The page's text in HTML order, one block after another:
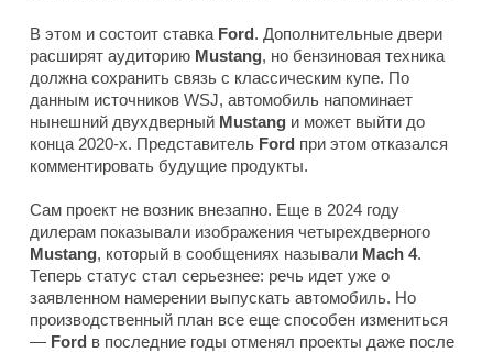
В этом и состоит ставка Ford. Дополнительные двери
расширят аудиторию Mustang, но бензиновая техника
должна сохранить связь с классическим купе. По
данным источников WSJ, автомобиль напоминает
нынешний двухдверный Mustang и может выйти до
конца 2020-х. Представитель Ford при этом отказался
комментировать будущие продукты.
Сам проект не возник внезапно. Еще в 2024 году
дилерам показывали изображения четырехдверного
Mustang, который в сообщениях называли Mach 4.
Теперь статус стал серьезнее: речь идет уже о
заявленном намерении выпускать автомобиль. Но
производственный план все еще способен измениться
— Ford в последние годы отменял проекты даже после